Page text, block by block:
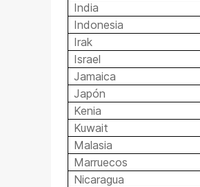
India
Indonesia
Irak
Israel
Jamaica
Japón
Kenia
Kuwait
Malasia
Marruecos
Nicaragua